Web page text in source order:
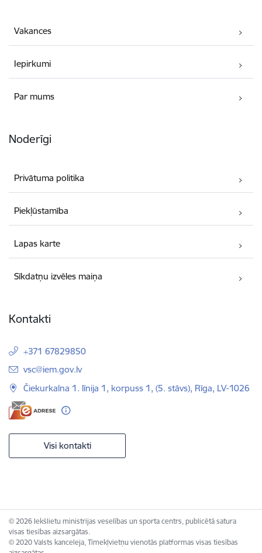
Vakances
Iepirkumi
Par mums
Noderīgi
Privātuma politika
Piekļūstamība
Lapas karte
Sīkdatņu izvēles maiņa
Kontakti
+371 67829850
E-pasts:
vsc@iem.gov.lv
Čiekurkalna 1. līnija 1, korpuss 1, (5. stāvs), Rīga, LV-1026
Visi kontakti
© 2026 Iekšlietu ministrijas veselības un sporta centrs, publicētā satura
visas tiesības aizsargātas.
© 2020 Valsts kanceleja, Tīmekļvietņu vienotās platformas visas tiesības